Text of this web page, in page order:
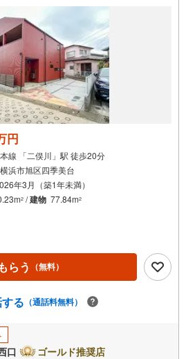
円
線 「二俣川」駅 徒歩20分
浜市旭区四季美台
年3月（築1年未満）
2 /建物 77.84m2
らう （無料）
る （通話料無料）
口 ゴールド推奨店